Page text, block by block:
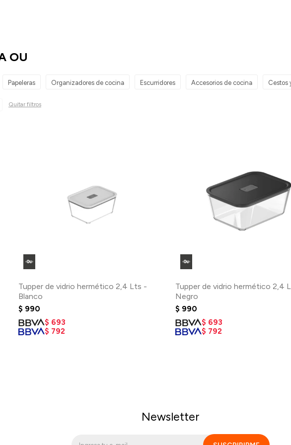
OU
Papeleras Organizadores de cocina Escurridores Accesorios de cocina Cestos
Quitar filtros
Tupper de vidrio hermético 2,4 Lts -
Blanco
$ 990
$ 693
$ 792
Tupper de vidrio hermético 2,4
Negro
$ 990
$ 693
$ 792
Newsletter